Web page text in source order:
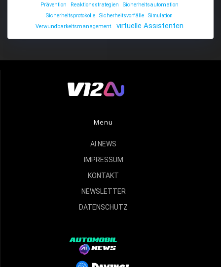
Prävention
Reaktionsstrategien
Sicherheitsautomation
Sicherheitsprotokolle
Sicherheitsvorfälle
Simulation
Verwundbarkeitsmanagement.
virtuelle Assistenten
Menu
AI NEWS
IMPRESSUM
KONTAKT
NEWSLETTER
DATENSCHUTZ